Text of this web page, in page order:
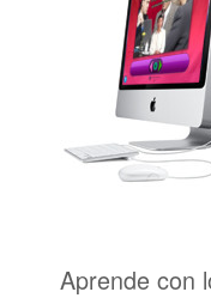
Aprende con